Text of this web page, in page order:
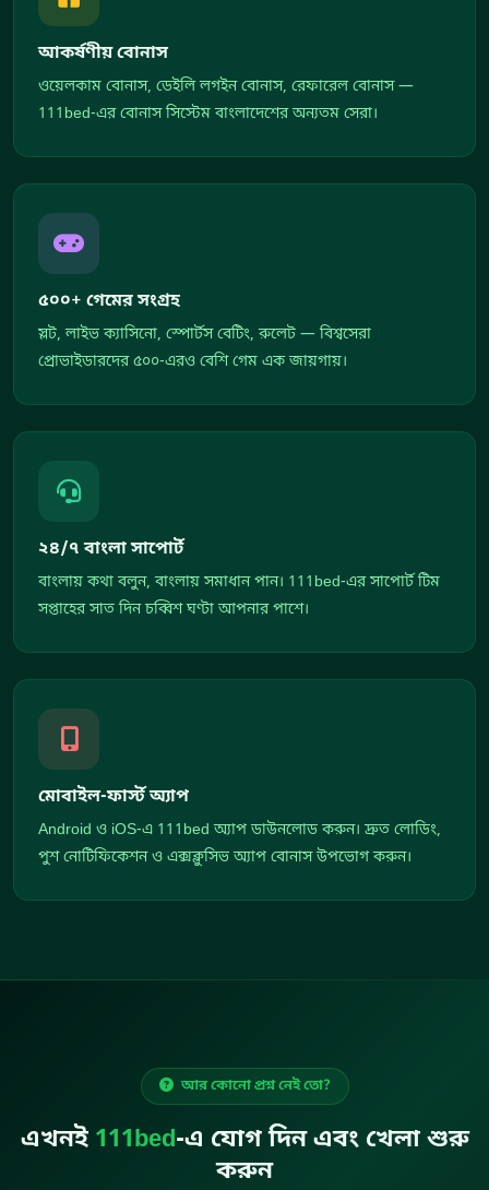
আকর্ষণীয় বোনাস
ওয়েলকাম বোনাস, ডেইলি লগইন বোনাস, রেফারেল বোনাস —
111bed-এর বোনাস সিস্টেম বাংলাদেশের অন্যতম সেরা।
৫০০+ গেমের সংগ্রহ
স্লট, লাইভ ক্যাসিনো, স্পোর্টস বেটিং, রুলেট — বিশ্বসেরা
প্রোভাইডারদের ৫০০-এরও বেশি গেম এক জায়গায়।
২৪/৭ বাংলা সাপোর্ট
বাংলায় কথা বলুন, বাংলায় সমাধান পান। 111bed-এর সাপোর্ট টিম
সপ্তাহের সাত দিন চব্বিশ ঘণ্টা আপনার পাশে।
মোবাইল-ফার্স্ট অ্যাপ
Android ও iOS-এ 111bed অ্যাপ ডাউনলোড করুন। দ্রুত লোডিং,
পুশ নোটিফিকেশন ও এক্সক্লুসিভ অ্যাপ বোনাস উপভোগ করুন।
আর কোনো প্রশ্ন নেই তো?
এখনই 111bed-এ যোগ দিন এবং খেলা শুরু
করুন